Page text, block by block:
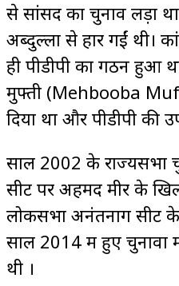
से सांसद का चुनाव लड़ा
अब्दुल्ला से हार गईं थी।
ही पीडीपी का गठन हुआ
मुफ्ती (Mehbooba
दिया था और पीडीपी की
साल 2002 के राज्यसभा
सीट पर अहमद मीर के
लोकसभा अनंतनाग सीट
साल 2014 में हुए चुनावों
थी ।